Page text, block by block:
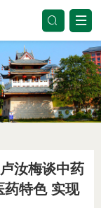
汝梅谈中药
药特色 实现